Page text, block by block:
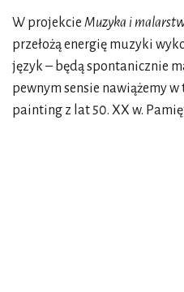
W projekcie Muzyka i
przełożą energię muzyki
język – będą spontanicznie
pewnym sensie nawiążemy
painting z lat 50. XX w.